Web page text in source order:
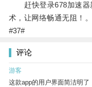
赶快登录678加速器
术，让网络畅通无阻！。
#37#
评论
游客
这款app的用户界面简洁明